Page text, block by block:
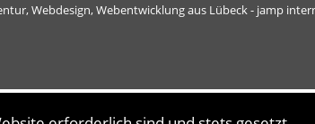
Webdesign, Webentwicklung aus Lübeck - jamp